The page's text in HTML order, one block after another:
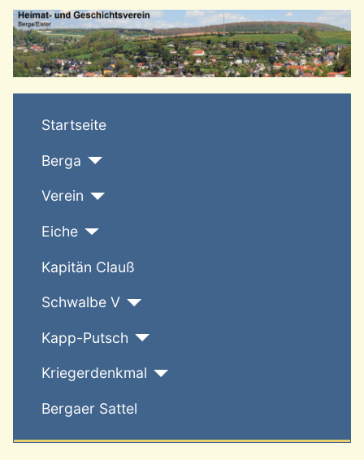
Startseite
Berga
Verein
Eiche
Kapitän Clauß
Schwalbe V
Kapp-Putsch
Kriegerdenkmal
Bergaer Sattel